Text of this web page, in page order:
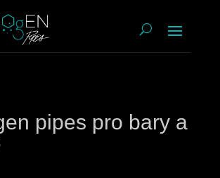
pipes pro bary a